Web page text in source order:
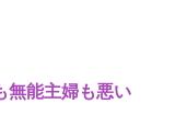
無能主婦も悪い